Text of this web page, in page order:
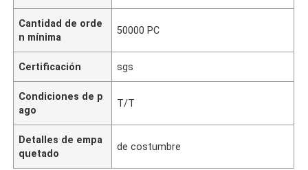
Cantidad de orde
n mínima
50000 PC
Certificación sgs
Condiciones de p
ago
T/T
Detalles de empa
quetado
de costumbre